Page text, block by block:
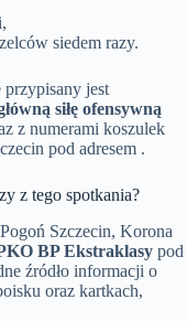
siedem razy.
jest
siłę ofensywną
z numerami koszulek
pod adresem .
z tego spotkania?
Szczecin, Korona
BP Ekstraklasy pod
źródło informacji o
oraz kartkach,